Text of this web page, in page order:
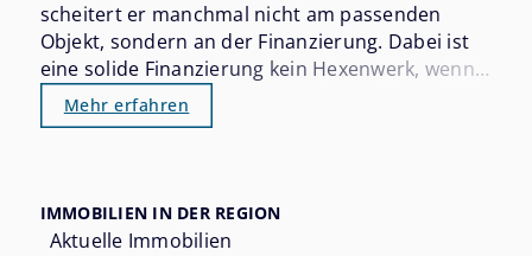
scheitert er manchmal nicht am passenden
Objekt, sondern an der Finanzierung. Dabei ist
eine solide Finanzierung kein Hexenwerk, wenn
man die wichtigsten Stellschrauben kennt und
sich rechtzeitig vorbereitet. Wer 2026 in
und die verfügbaren Förderprogramme gut im
Blick haben.
Mehr erfahren
IMMOBILIEN IN DER REGION
Aktuelle Immobilien